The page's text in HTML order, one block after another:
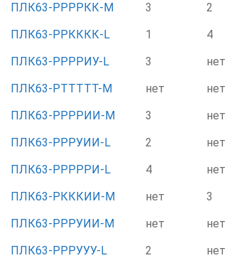
ПЛК63-РРРРКК-М
3 2
ПЛК63-РРКККК-L
1 4
ПЛК63-РРРРИУ-L
3 нет
ПЛК63-РТТТТТ-М
нет нет
ПЛК63-РРРРИИ-М
3 нет
ПЛК63-РРРУИИ-L
2 нет
ПЛК63-РРРРРИ-L
4 нет
ПЛК63-РКККИИ-М
нет 3
ПЛК63-РРРУИИ-М
нет нет
ПЛК63-РРРУУУ-L
2 нет